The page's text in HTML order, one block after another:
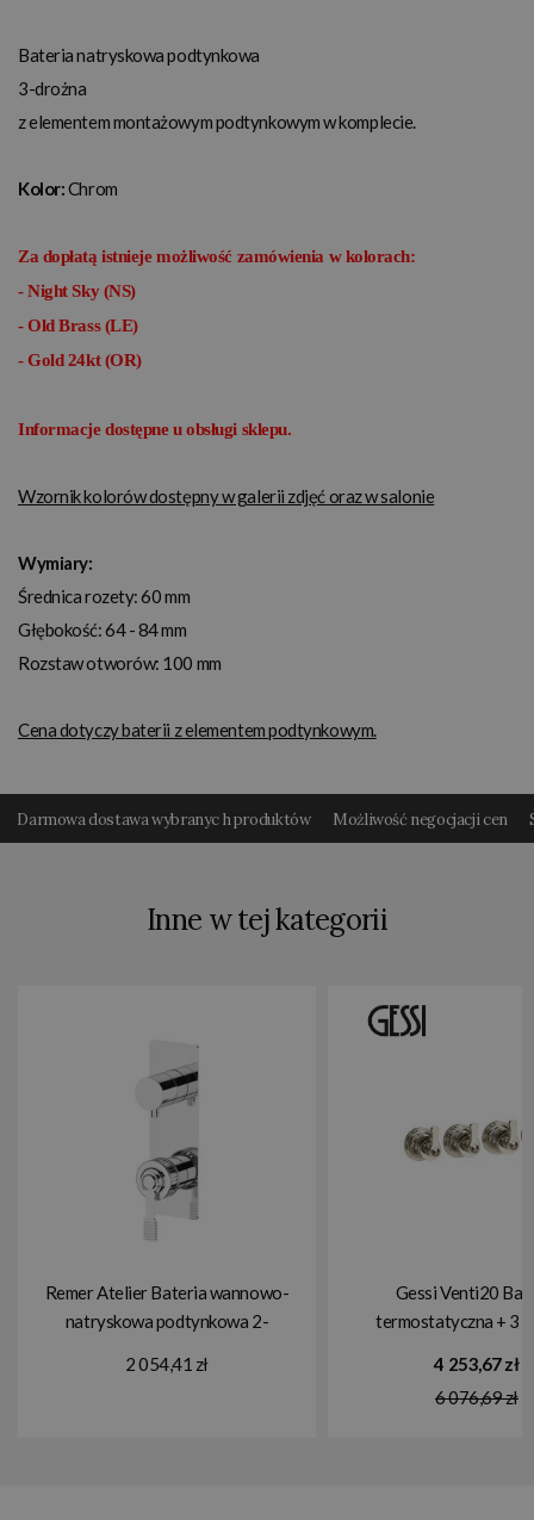
Bateria natryskowa podtynkowa
3-drożna
z elementem montażowym podtynkowym w komplecie.
Kolor:Chrom
Za dopłatą istnieje możliwość zamówienia w kolorach:
- Night Sky (NS)
- Old Brass (LE)
- Gold 24kt (OR)
Informacje dostępne u obsługi sklepu.
Wzornik kolorów dostępny w galerii zdjęć oraz w salonie
Wymiary:
Średnica rozety: 60 mm
Głębokość: 64 - 84 mm
Rozstaw otworów: 100 mm
Cena dotyczy baterii z elementem podtynkowym.
Darmowa dostawa wybranyc h produktów Możliwość negocjacji cen
Inne w tej kategorii
Remer Atelier Bateria wannowo-
natryskowa podtynkowa 2-
Chrom AL92WB
2 054,41 zł
Gessi Venti20
termostatyczna + 3
65336.031
4 253,67 zł
6 076,69 zł